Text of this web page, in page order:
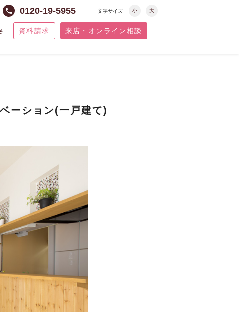
phone 0120-19-5955 文字サイズ 小 大
資料請求 来店・オンライン相談
ーション(一戸建て)